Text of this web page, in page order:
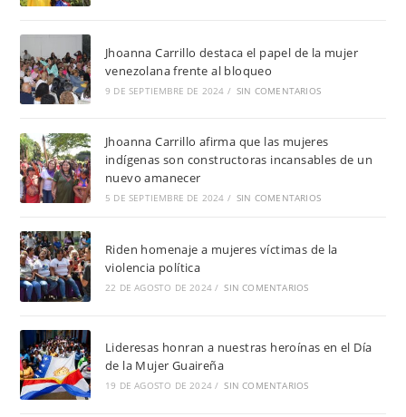
Jhoanna Carrillo destaca el papel de la mujer
venezolana frente al bloqueo
9 DE SEPTIEMBRE DE 2024 / SIN COMENTARIOS
Jhoanna Carrillo afirma que las mujeres
indígenas son constructoras incansables de un
nuevo amanecer
5 DE SEPTIEMBRE DE 2024 / SIN COMENTARIOS
Riden homenaje a mujeres víctimas de la
violencia política
22 DE AGOSTO DE 2024 / SIN COMENTARIOS
Lideresas honran a nuestras heroínas en el Día
de la Mujer Guaireña
19 DE AGOSTO DE 2024 / SIN COMENTARIOS